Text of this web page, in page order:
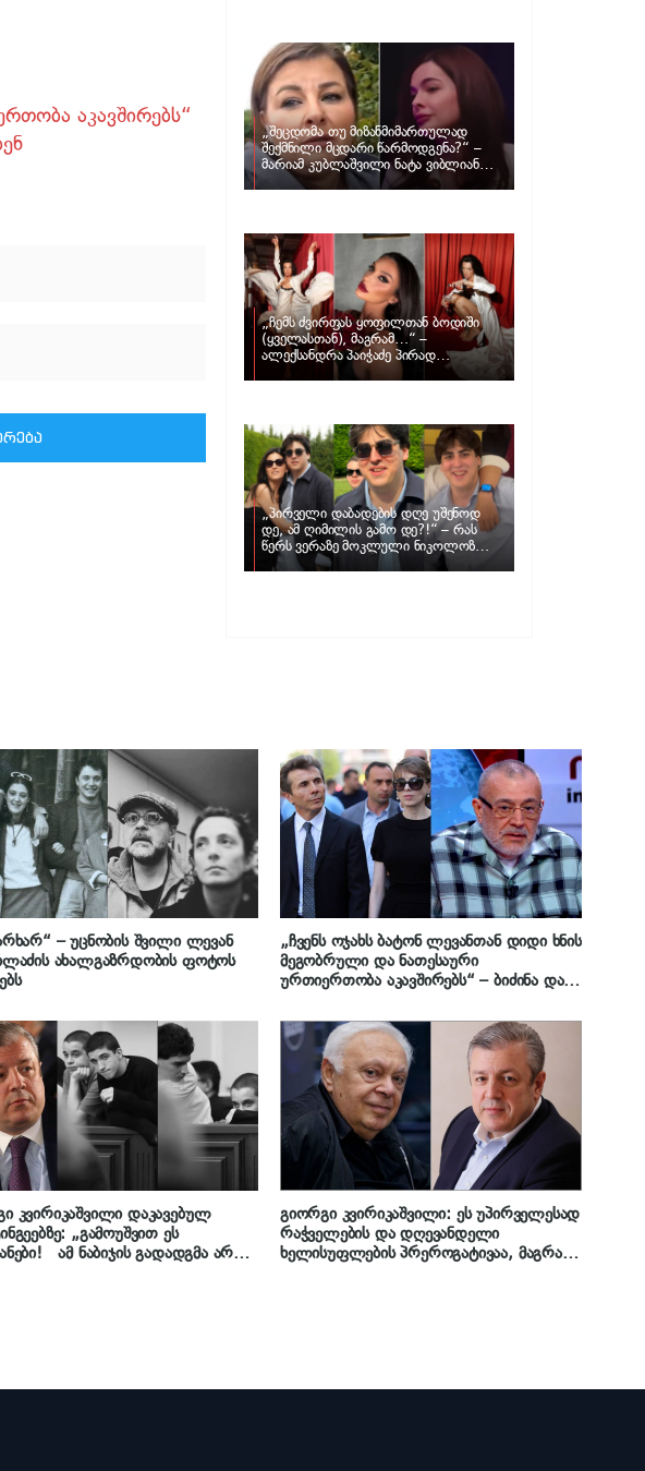
აკავშირებს“
„შეცდომა თუ მიზანმიმართულად
შექმნილი მცდარი წარმოდგენა?“ –
მარიამ კუბლაშვილი ნატა ვიბლიანის
საქმეზე ვიდეომიმართვას ავრცელებს
„ჩემს ძვირფას ყოფილთან ბოდიში
(ყველასთან), მაგრამ…“ –
ალექსანდრა პაიჭაძე პირად
„პირველი დაბადების დღე უშენოდ
დე, ამ ღიმილის გამო დე?!“ – რას
წერს ვერაზე მოკლული ნიკოლოზ
ღუნაშვილის დედა
– უცნობის შვილი ლევან
ახალგაზრდობის ფოტოს
„ჩვენს ოჯახს ბატონ ლევანთან დიდი ხნის
მეგობრული და ნათესაური
ურთიერთობა აკავშირებს“ – ბიძინა და
გაჩეჩილაძის ოჯახს უსამძიმრებენ
კვირიკაშვილი დაკავებულ
„გამოუშვით ეს
ამ ნაბიჯის გადადგმა არ
გიორგი კვირიკაშვილი: ეს უპირველესად
რაჭველების და დღევანდელი
ხელისუფლების პრეროგატივაა, მაგრამ